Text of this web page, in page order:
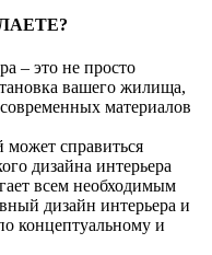
– это не просто
вашего жилища,
материалов
может справиться
дизайна интерьера
всем необходимым
дизайн интерьера и
концептуальному и